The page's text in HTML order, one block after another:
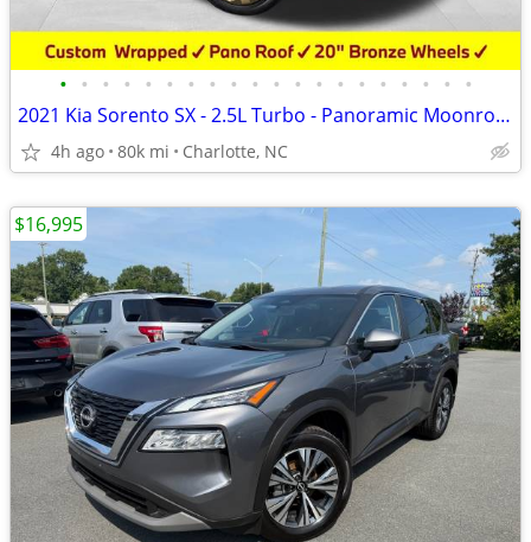
• • • • • • • • • • • • • • • • • • • •
2021 Kia Sorento SX - 2.5L Turbo - Panoramic Moonroof - Custom Wrap
4h ago 80k mi Charlotte, NC
$16,995